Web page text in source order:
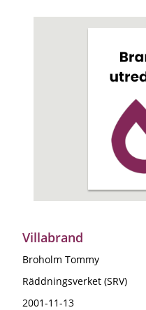
Villabrand
Broholm Tommy
Räddningsverket (SRV)
2001-11-13